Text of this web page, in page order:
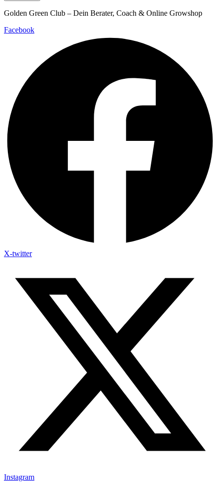
Golden Green Club – Dein Berater, Coach & Online Growshop
Facebook
X-twitter
Instagram